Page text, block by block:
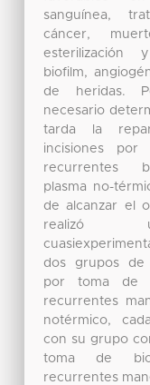
sanguínea,
cáncer,
esterilización
biofilm,
de heridas.
necesario
tarda la
incisiones por
recurrentes
plasma no-
de alcanzar el
realizó
dos grupos de
por toma de
recurrentes
notérmico,
con su grupo
toma de
recurrentes